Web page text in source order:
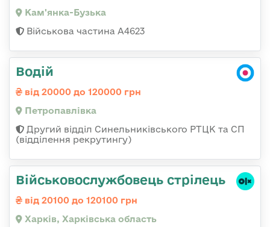
Кам'янка-Бузька
Військова частина А4623
Водій
від 20000 до 120000 грн
Петропавлівка
Другий відділ Синельниківського РТЦК та СП
(відділення рекрутингу)
Військовослужбовець стрілець
від 20100 до 120100 грн
Харків, Харківська область